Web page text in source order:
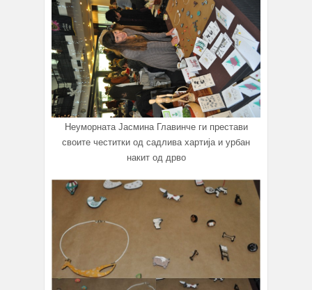
Неуморната Јасмина Главинче ги престави
своите честитки од садлива хартија и урбан
накит од дрво